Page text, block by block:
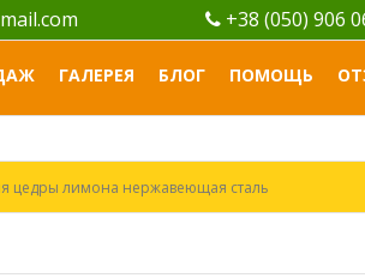
+38 (050) 906
ГАЛЕРЕЯ БЛОГ ПОМОЩЬ
цедры лимона нержавеющая сталь